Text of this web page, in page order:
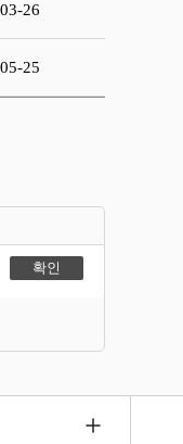
26
25